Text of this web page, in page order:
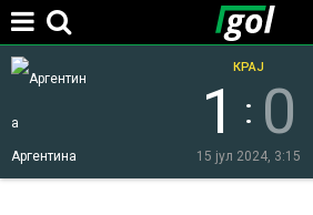
Jump to navigation
Аргентина
1 : 0
КРАЈ
15 јул 2024, 3:15